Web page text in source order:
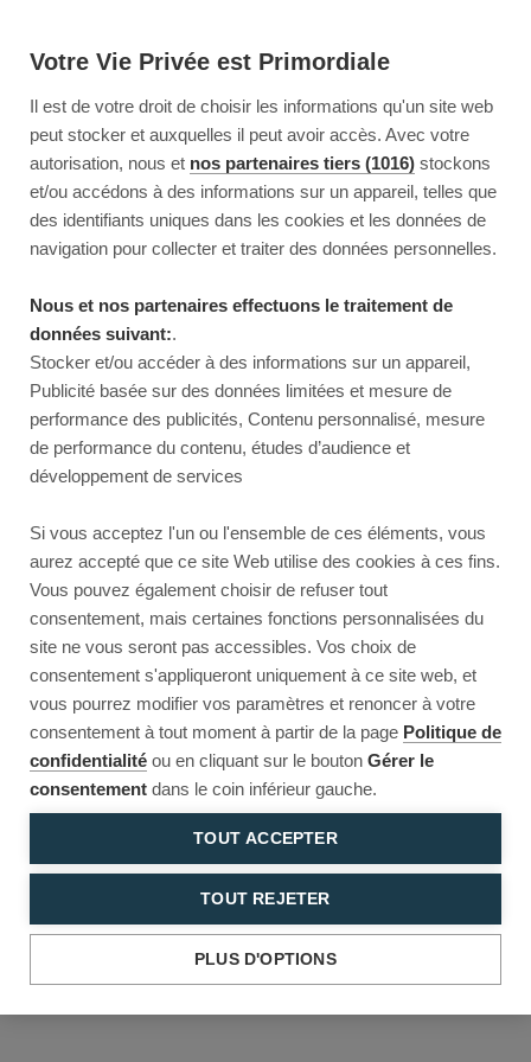
Votre Vie Privée est Primordiale
Il est de votre droit de choisir les informations qu'un site web
peut stocker et auxquelles il peut avoir accès. Avec votre
autorisation, nous et nos partenaires tiers (1016) stockons
et/ou accédons à des informations sur un appareil, telles que
des identifiants uniques dans les cookies et les données de
navigation pour collecter et traiter des données personnelles.
Nous et nos partenaires effectuons le traitement de
données suivant:.
Stocker et/ou accéder à des informations sur un appareil,
Publicité basée sur des données limitées et mesure de
performance des publicités, Contenu personnalisé, mesure
de performance du contenu, études d’audience et
développement de services
Si vous acceptez l'un ou l'ensemble de ces éléments, vous
aurez accepté que ce site Web utilise des cookies à ces fins.
Vous pouvez également choisir de refuser tout
consentement, mais certaines fonctions personnalisées du
site ne vous seront pas accessibles. Vos choix de
consentement s'appliqueront uniquement à ce site web, et
vous pourrez modifier vos paramètres et renoncer à votre
consentement à tout moment à partir de la page Politique de
confidentialité ou en cliquant sur le bouton Gérer le
consentement dans le coin inférieur gauche.
TOUT ACCEPTER
TOUT REJETER
PLUS D'OPTIONS
Reload to try again, or go back.
Reload Back